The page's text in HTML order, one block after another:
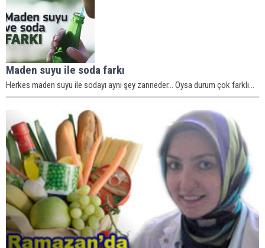
Maden suyu ile soda farkı
Herkes maden suyu ile sodayı aynı şey zanneder... Oysa durum çok farklı...